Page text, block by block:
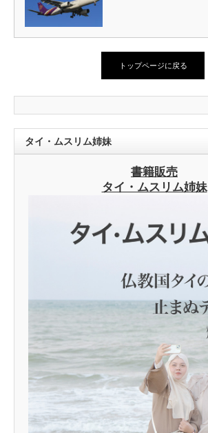
トップページに戻る
タイ・ムスリム姉妹
書籍販売
タイ・ムスリム姉妹